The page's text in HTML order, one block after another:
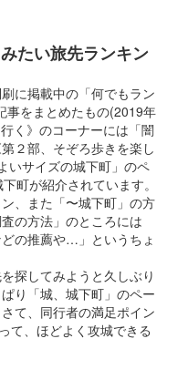
たい旅先ランキン
に掲載中の「何でもラン
事をまとめたもの(2019年
く》のコーナーには「闇
２部、そぞろ歩きを楽し
いサイズの城下町」のペ
町が紹介されています。
、また「〜城下町」の方
の方法」のところには
どの推薦や…」というちょ
探してみようと久しぶり
り「城、城下町」のペー
て、同行者の満足ポイン
て、ほどよく攻城できる